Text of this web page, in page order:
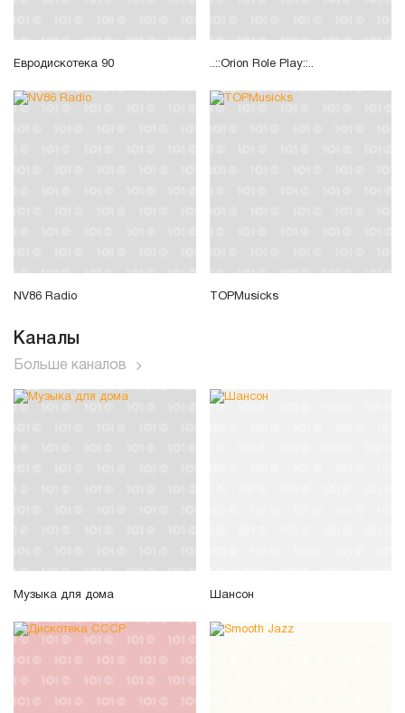
Евродискотека 90 ..::Orion Role Play::..
NV86 Radio TOPMusicks
Каналы
Больше каналов
Музыка для дома Шансон